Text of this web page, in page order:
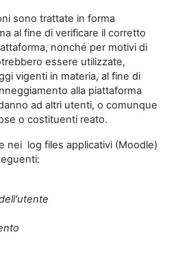
sono trattate in forma
al fine di verificare il corretto
nonché per motivi di
essere utilizzate,
vigenti in materia, al fine di
alla piattaforma
ad altri utenti, o comunque
o costituenti reato.
nei log files applicativi (Moodle)